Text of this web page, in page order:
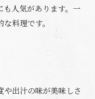
も人気があります。一
料理です。
や出汁の味が美味しさ